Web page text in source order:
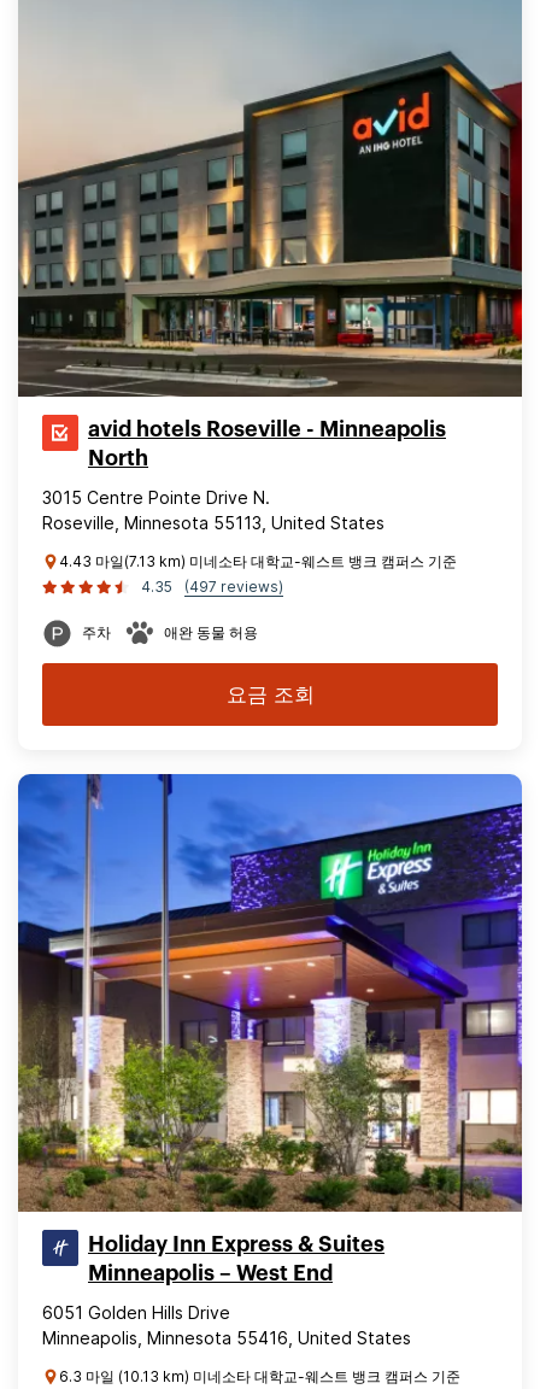
avid hotels Roseville - Minneapolis
North
3015 Centre Pointe Drive N.
Roseville, Minnesota 55113, United States
4.43 마일(7.13 km) 미네소타 대학교-웨스트 뱅크 캠퍼스 기준
4.35
(497 reviews)
주차 애완 동물 허용
요금 조회
Holiday Inn Express & Suites
Minneapolis – West End
6051 Golden Hills Drive
Minneapolis, Minnesota 55416, United States
6.3 마일 (10.13 km) 미네소타 대학교-웨스트 뱅크 캠퍼스 기준